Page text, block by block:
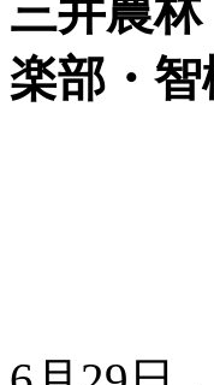
三井農
楽部・智